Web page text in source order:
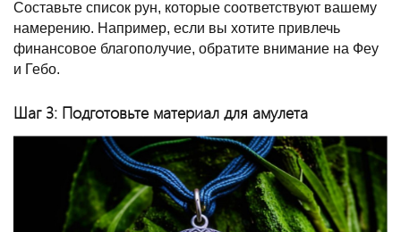
Составьте список рун, которые соответствуют вашему
намерению. Например, если вы хотите привлечь
финансовое благополучие, обратите внимание на Феу
и Гебо.
Шаг 3: Подготовьте материал для амулета